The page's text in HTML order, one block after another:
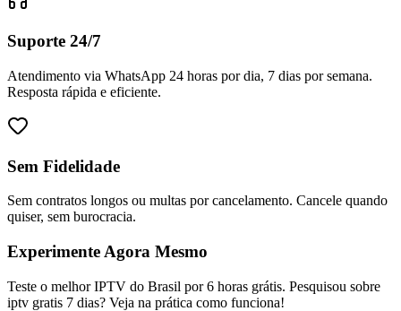
Suporte 24/7
Atendimento via WhatsApp 24 horas por dia, 7 dias por semana.
Resposta rápida e eficiente.
Sem Fidelidade
Sem contratos longos ou multas por cancelamento. Cancele quando
quiser, sem burocracia.
Experimente Agora Mesmo
Teste o melhor IPTV do Brasil por 6 horas grátis. Pesquisou sobre
iptv gratis 7 dias? Veja na prática como funciona!